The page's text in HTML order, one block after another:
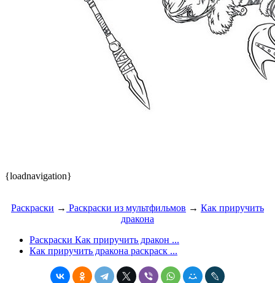
{loadnavigation}
Раскраски → Раскраски из мультфильмов → Как приручить
дракона
Раскраски Как приручить дракон ...
Как приручить дракона раскраск ...